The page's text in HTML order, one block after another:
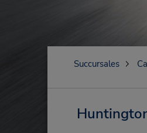
Succursales